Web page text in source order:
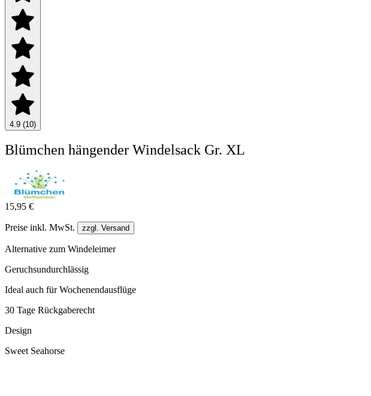
4.9 (10)
Blümchen hängender Windelsack Gr. XL
15,95 €
Preise inkl. MwSt. zzgl. Versand
Alternative zum Windeleimer
Geruchsundurchlässig
Ideal auch für Wochenendausflüge
30 Tage Rückgaberecht
Design
Sweet Seahorse